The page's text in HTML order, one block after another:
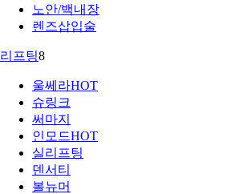
노안/백내장
렌즈삽입술
리프팅8
울쎄라HOT
슈링크
써마지
인모드HOT
실리프팅
덴서티
볼뉴머